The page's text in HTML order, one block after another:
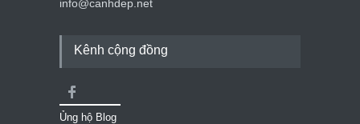
info@canhdep.net
Kênh cộng đồng
Ủng hộ Blog